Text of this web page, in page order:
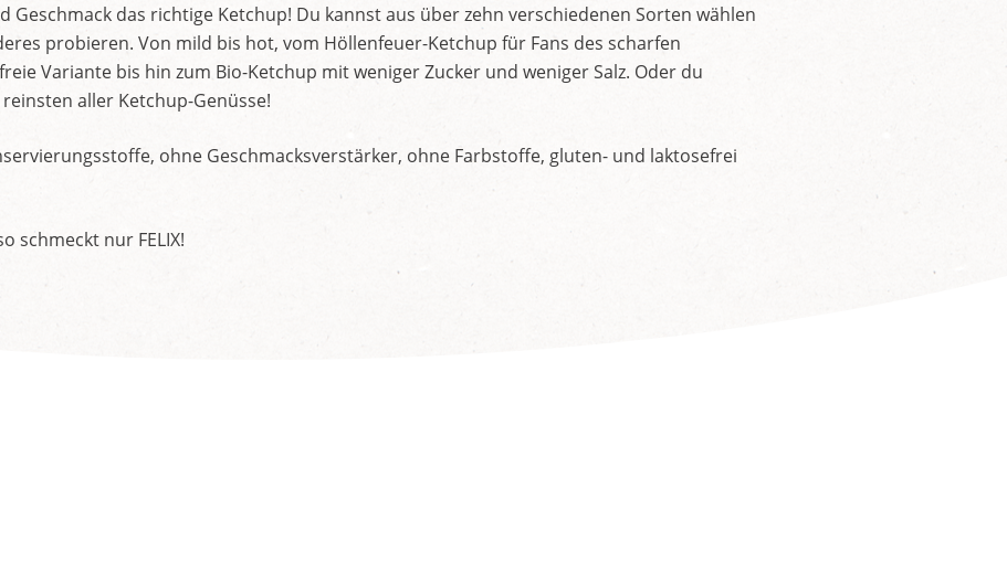
Geschmack das richtige Ketchup! Du kannst aus über zehn verschiedenen Sorten wählen
probieren. Von mild bis hot, vom Höllenfeuer-Ketchup für Fans des scharfen
Variante bis hin zum Bio-Ketchup mit weniger Zucker und weniger Salz. Oder du
aller Ketchup-Genüsse!
ohne Geschmacksverstärker, ohne Farbstoffe, gluten- und laktosefrei
schmeckt nur FELIX!